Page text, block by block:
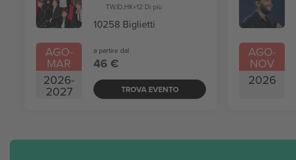
AGO-
MAR
2026-
2027
TW,ID,HK+12 Di più
10258 Biglietti
a partire dal
46 €
TROVA EVENTO
AGO-
NOV
2026